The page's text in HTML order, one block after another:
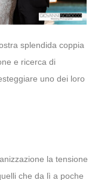
splendida coppia
e ricerca di
uno dei loro
la tensione
che da lì a poche